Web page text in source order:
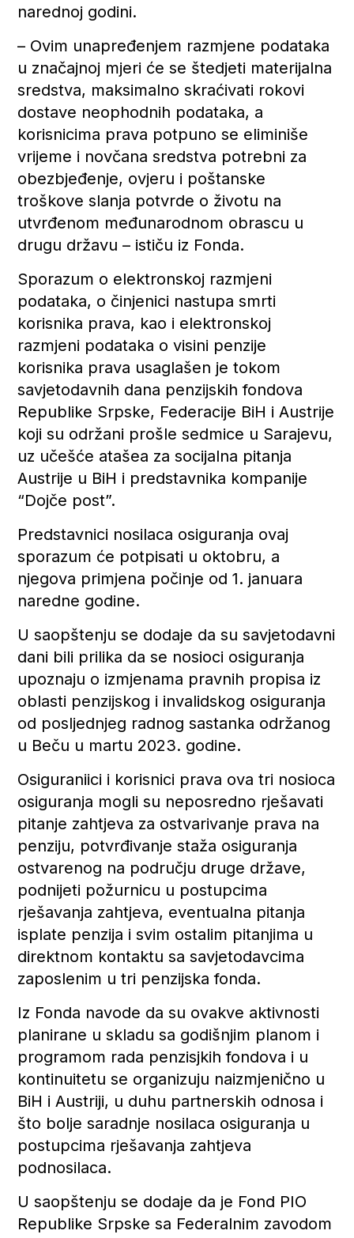
narednoj godini.
– Ovim unapređenjem razmjene podataka
u značajnoj mjeri će se štedjeti materijalna
sredstva, maksimalno skraćivati rokovi
dostave neophodnih podataka, a
korisnicima prava potpuno se eliminiše
vrijeme i novčana sredstva potrebni za
obezbjeđenje, ovjeru i poštanske
troškove slanja potvrde o životu na
utvrđenom međunarodnom obrascu u
drugu državu – ističu iz Fonda.
Sporazum o elektronskoj razmjeni
podataka, o činjenici nastupa smrti
korisnika prava, kao i elektronskoj
razmjeni podataka o visini penzije
korisnika prava usaglašen je tokom
savjetodavnih dana penzijskih fondova
Republike Srpske, Federacije BiH i Austrije
koji su održani prošle sedmice u Sarajevu,
uz učešće atašea za socijalna pitanja
Austrije u BiH i predstavnika kompanije
“Dojče post”.
Predstavnici nosilaca osiguranja ovaj
sporazum će potpisati u oktobru, a
njegova primjena počinje od 1. januara
naredne godine.
U saopštenju se dodaje da su savjetodavni
dani bili prilika da se nosioci osiguranja
upoznaju o izmjenama pravnih propisa iz
oblasti penzijskog i invalidskog osiguranja
od posljednjeg radnog sastanka održanog
u Beču u martu 2023. godine.
Osiguraniici i korisnici prava ova tri nosioca
osiguranja mogli su neposredno rješavati
pitanje zahtjeva za ostvarivanje prava na
penziju, potvrđivanje staža osiguranja
ostvarenog na području druge države,
podnijeti požurnicu u postupcima
rješavanja zahtjeva, eventualna pitanja
isplate penzija i svim ostalim pitanjima u
direktnom kontaktu sa savjetodavcima
zaposlenim u tri penzijska fonda.
Iz Fonda navode da su ovakve aktivnosti
planirane u skladu sa godišnjim planom i
programom rada penzisjkih fondova i u
kontinuitetu se organizuju naizmjenično u
BiH i Austriji, u duhu partnerskih odnosa i
što bolje saradnje nosilaca osiguranja u
postupcima rješavanja zahtjeva
podnosilaca.
U saopštenju se dodaje da je Fond PIO
Republike Srpske sa Federalnim zavodom